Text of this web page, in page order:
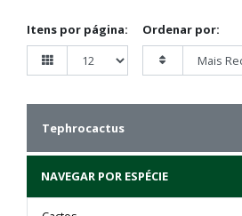
Itens por página: Ordenar por:
Tephrocactus
NAVEGAR POR ESPÉCIE